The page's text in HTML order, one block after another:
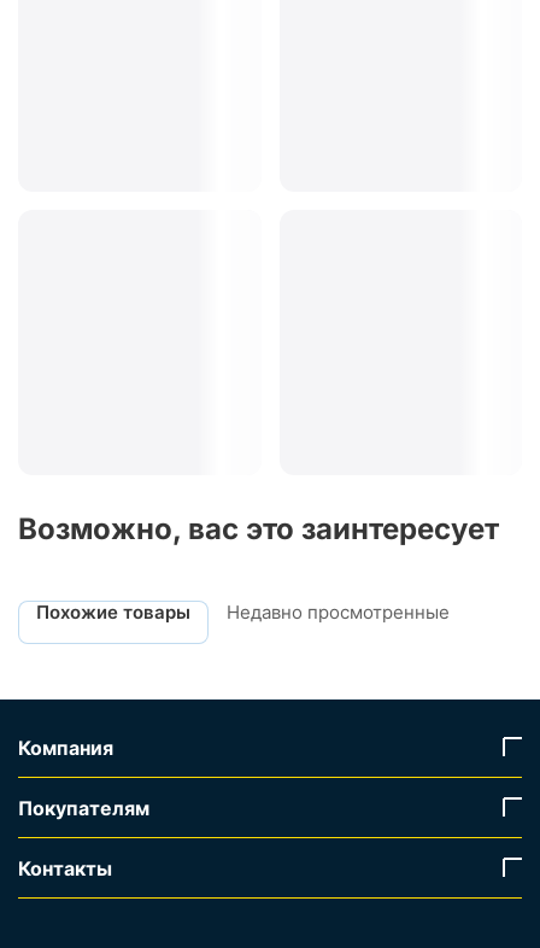
Возможно, вас это заинтересует
Похожие товары Недавно просмотренные
Компания
Покупателям
Контакты